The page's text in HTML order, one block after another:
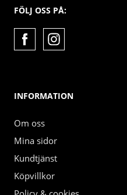
FÖLJ OSS PÅ:
INFORMATION
Om oss
Mina sidor
Kundtjänst
Köpvillkor